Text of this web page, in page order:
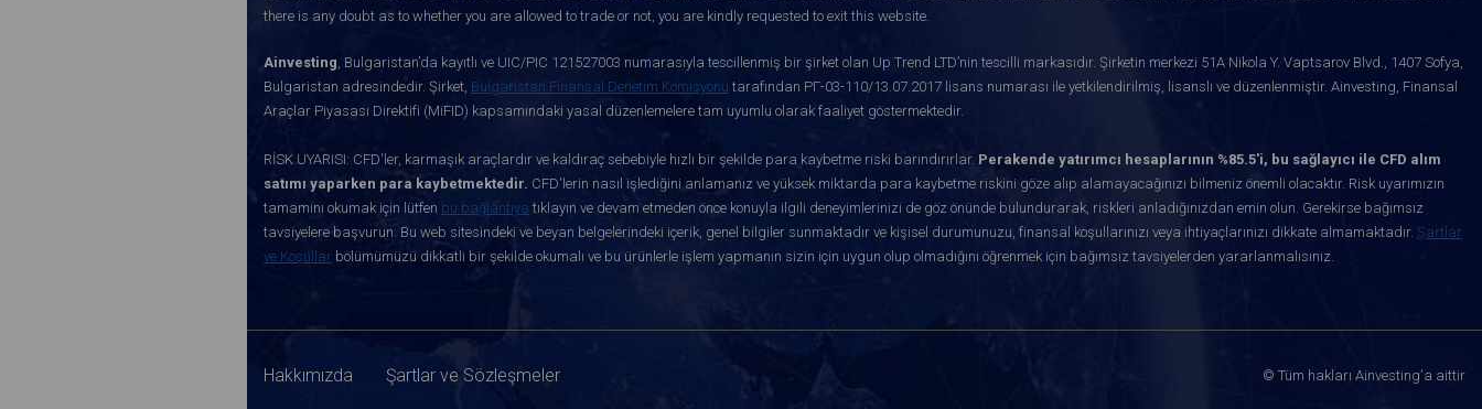
there is any doubt as to whether you are allowed to trade or not, you are kindly requested to exit this website.
Ainvesting, Bulgaristan’da kayıtlı ve UIC/PIC 121527003 numarasıyla tescillenmiş bir şirket olan Up Trend LTD’nin tescilli markasıdır. Şirketin merkezi 51A Nikola Y. Vaptsarov Blvd., 1407 Sofya,
Bulgaristan adresindedir. Şirket, Bulgaristan Finansal Denetim Komisyonu tarafından РГ-03-110/13.07.2017 lisans numarası ile yetkilendirilmiş, lisanslı ve düzenlenmiştir. Ainvesting, Finansal
Araçlar Piyasası Direktifi (MiFID) kapsamındaki yasal düzenlemelere tam uyumlu olarak faaliyet göstermektedir.
RİSK UYARISI: CFD'ler, karmaşık araçlardır ve kaldıraç sebebiyle hızlı bir şekilde para kaybetme riski barındırırlar. Perakende yatırımcı hesaplarının %85.5'i, bu sağlayıcı ile CFD alım
satımı yaparken para kaybetmektedir. CFD'lerin nasıl işlediğini anlamanız ve yüksek miktarda para kaybetme riskini göze alıp alamayacağınızı bilmeniz önemli olacaktır. Risk uyarımızın
tamamını okumak için lütfen bu bağlantıya tıklayın ve devam etmeden önce konuyla ilgili deneyimlerinizi de göz önünde bulundurarak, riskleri anladığınızdan emin olun. Gerekirse bağımsız
tavsiyelere başvurun. Bu web sitesindeki ve beyan belgelerindeki içerik, genel bilgiler sunmaktadır ve kişisel durumunuzu, finansal koşullarınızı veya ihtiyaçlarınızı dikkate almamaktadır. Şartlar
ve Koşullar bölümümüzü dikkatli bir şekilde okumalı ve bu ürünlerle işlem yapmanın sizin için uygun olup olmadığını öğrenmek için bağımsız tavsiyelerden yararlanmalısınız.
Hakkımızda Şartlar ve Sözleşmeler © Tüm hakları Ainvesting'a aittir